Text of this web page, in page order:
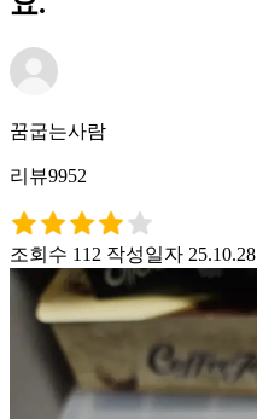
꿈굽는사람
리뷰9952
조회수 112 작성일자 25.10.28